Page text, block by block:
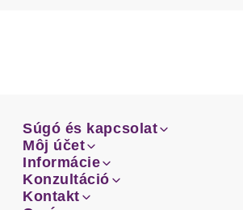
Súgó és kapcsolat
Email
Facebook
Súgó és kapcsolat
Email
Môj účet
Prehľad objednávok
Môj účet
Prehľad objednávok
Informácie
Doprava
Informácie
Konzultáció
Sprievodca-veľkosťami
Konzultáció
Kontakt